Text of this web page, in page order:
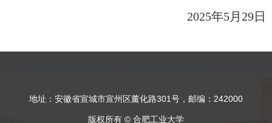
2025年5月 29日
地址：安徽省宣城市宣州区薰化路301号，邮编：242000
版权所有 © 合肥工业大学